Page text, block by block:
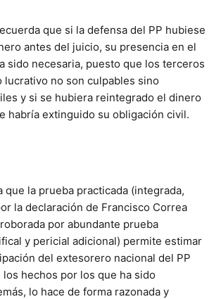
que si la defensa del PP hubiese
antes del juicio, su presencia en el
sido necesaria, puesto que los terceros
lucrativo no son culpables sino
y si se hubiera reintegrado el dinero
habría extinguido su obligación civil.
que la prueba practicada (integrada,
la declaración de Francisco Correa
por abundante prueba
y pericial adicional) permite estimar
del extesorero nacional del PP
los hechos por los que ha sido
lo hace de forma razonada y